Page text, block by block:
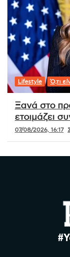
Lifestyle Ό,τι
Ξανά στο
ετοιμάζει
07/08/2026, 16:17